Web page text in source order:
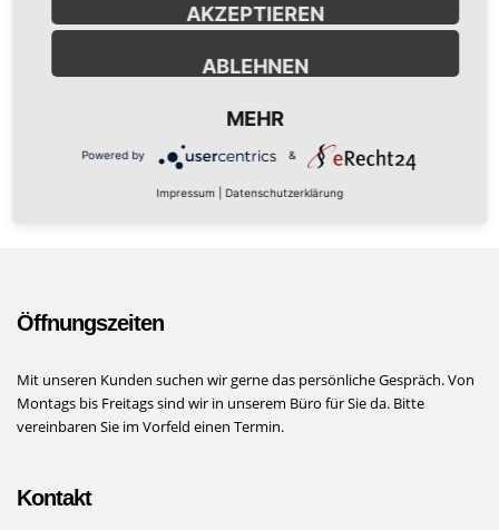
Lorem ipsum dolor sit amet, consectetur adipisicing elit. A
accusantium adipisci assumenda beatae dignissimos dolor.
Öffnungszeiten
Mit unseren Kunden suchen wir gerne das persönliche Gespräch. Von
Montags bis Freitags sind wir in unserem Büro für Sie da. Bitte
vereinbaren Sie im Vorfeld einen Termin.
Kontakt
AKZEPTIEREN
ABLEHNEN
MEHR
Powered by &
Impressum Datenschutzerklärung